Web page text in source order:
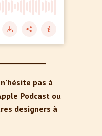
pas à
Podcastou
designers à